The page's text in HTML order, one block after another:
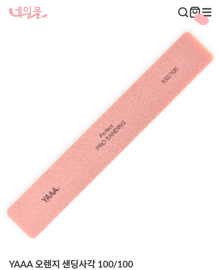
YAAA 오렌지 샌딩사각 100/100